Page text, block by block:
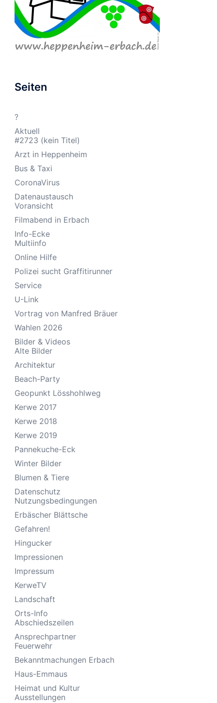
Seiten
?
Aktuell
#2723 (kein Titel)
Arzt in Heppenheim
Bus & Taxi
CoronaVirus
Datenaustausch
Voransicht
Filmabend in Erbach
Info-Ecke
Multiinfo
Online Hilfe
Polizei sucht Graffitirunner
Service
U-Link
Vortrag von Manfred Bräuer
Wahlen 2026
Bilder & Videos
Alte Bilder
Architektur
Beach-Party
Geopunkt Lösshohlweg
Kerwe 2017
Kerwe 2018
Kerwe 2019
Pannekuche-Eck
Winter Bilder
Blumen & Tiere
Datenschutz
Nutzungsbedingungen
Erbäscher Blättsche
Gefahren!
Hingucker
Impressionen
Impressum
KerweTV
Landschaft
Orts-Info
Abschiedszeilen
Ansprechpartner
Feuerwehr
Bekanntmachungen Erbach
Haus-Emmaus
Heimat und Kultur
Ausstellungen